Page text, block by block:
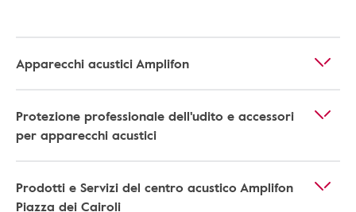
Apparecchi acustici Amplifon
Protezione professionale dell'udito e accessori
per apparecchi acustici
Prodotti e Servizi del centro acustico Amplifon
Piazza dei Cairoli